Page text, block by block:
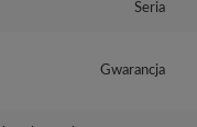
Seria
Gwarancja